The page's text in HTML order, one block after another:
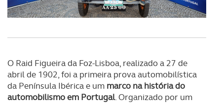
O Raid Figueira da Foz-Lisboa, realizado a 27 de
abril de 1902, foi a primeira prova automobilística
da Península Ibérica e um marco na história do
automobilismo em Portugal. Organizado por um